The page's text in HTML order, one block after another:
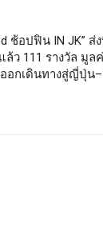
ช้อปฟิน IN JK”
ล้ว 111 รางวัล มูล
อกเดินทางสู่ญี่ปุ่น